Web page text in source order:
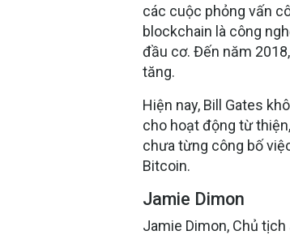
các cuộc phỏng vấn
blockchain là công
đầu cơ. Đến năm
tăng.
Hiện nay, Bill Gates
cho hoạt động từ
chưa từng công bố
Bitcoin.
Jamie Dimon
Jamie Dimon, Chủ